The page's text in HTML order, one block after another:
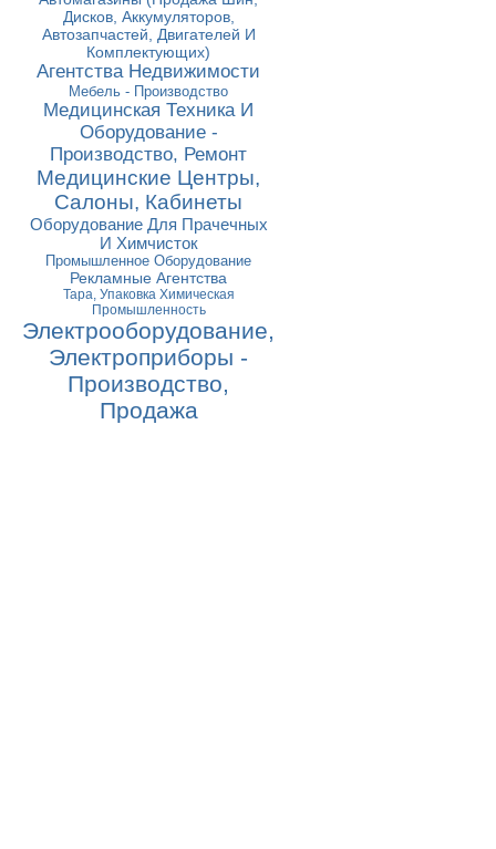
Дисков, Аккумуляторов,
Автозапчастей, Двигателей И
Комплектующих)
Агентства Недвижимости
Мебель - Производство
Медицинская Техника И
Оборудование -
Производство, Ремонт
Медицинские Центры,
Салоны, Кабинеты
Оборудование Для Прачечных
И Химчисток
Промышленное Оборудование
Рекламные Агентства
Тара, Упаковка Химическая
Промышленность
Электрооборудование,
Электроприборы -
Производство,
Продажа